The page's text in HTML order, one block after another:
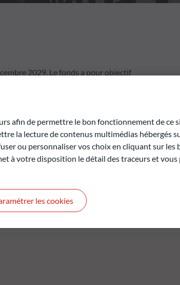
2029. Le fonds a pour objectif
moins 80% d'obligations
d'investissement sur une
2029). La sélection des
une recherche fondamentale sur le
du risque.
et ne sont pas constantes dans
afin de permettre le bon fonctionnement de ce
la lecture de contenus multimédias hébergés
ou personnaliser vos choix en cliquant sur les
à votre disposition le détail des traceurs et vous
les cookies